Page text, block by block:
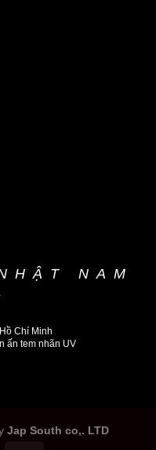
NAM
Chí Minh
ấn tem nhãn UV
Jap South co,. LTD